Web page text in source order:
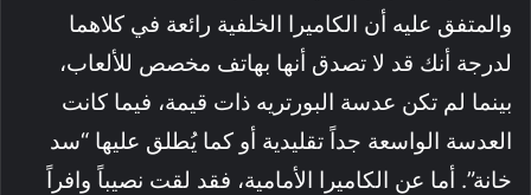
والمتفق عليه أن الكاميرا الخلفية رائعة في كلاهما
لدرجة أنك قد لا تصدق أنها بهاتف مخصص للألعاب،
بينما لم تكن عدسة البورتريه ذات قيمة، فيما كانت
العدسة الواسعة جداً تقليدية أو كما يُطلق عليها “سد
خانة”. أما عن الكاميرا الأمامية، فقد لقت نصيباً وافراً